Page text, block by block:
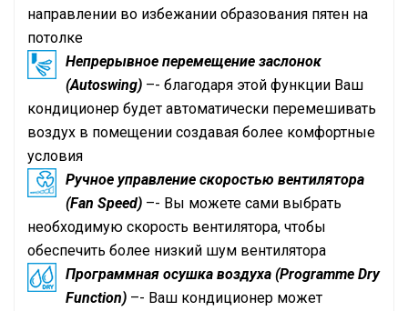
направлении во избежании образования пятен на
потолке
Непрерывное перемещение заслонок
(Autoswing) –- благодаря этой функции Ваш
кондиционер будет автоматически перемешивать
воздух в помещении создавая более комфортные
условия
Ручное управление скоростью вентилятора
(Fan Speed) –- Вы можете сами выбрать
необходимую скорость вентилятора, чтобы
обеспечить более низкий шум вентилятора
Программная осушка воздуха (Programme Dry
Function) –- Ваш кондиционер может